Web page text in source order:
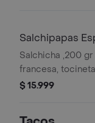
Salchipapas
Salchicha ,200 gr
francesa,
queso, jamón,
$ 15.999